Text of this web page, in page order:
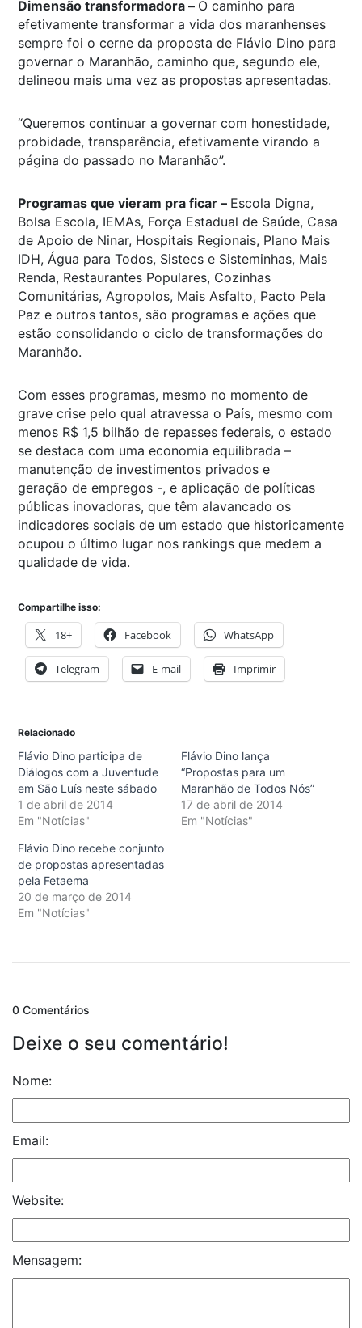
Dimensão transformadora – O caminho para
efetivamente transformar a vida dos maranhenses
sempre foi o cerne da proposta de Flávio Dino para
governar o Maranhão, caminho que, segundo ele,
delineou mais uma vez as propostas apresentadas.
“Queremos continuar a governar com honestidade,
probidade, transparência, efetivamente virando a
página do passado no Maranhão”.
Programas que vieram pra ficar – Escola Digna,
Bolsa Escola, IEMAs, Força Estadual de Saúde, Casa
de Apoio de Ninar, Hospitais Regionais, Plano Mais
IDH, Água para Todos, Sistecs e Sisteminhas, Mais
Renda, Restaurantes Populares, Cozinhas
Comunitárias, Agropolos, Mais Asfalto, Pacto Pela
Paz e outros tantos, são programas e ações que
estão consolidando o ciclo de transformações do
Maranhão.
Com esses programas, mesmo no momento de
grave crise pelo qual atravessa o País, mesmo com
menos R$ 1,5 bilhão de repasses federais, o estado
se destaca com uma economia equilibrada –
manutenção de investimentos privados e
geração de empregos -, e aplicação de políticas
públicas inovadoras, que têm alavancado os
indicadores sociais de um estado que historicamente
ocupou o último lugar nos rankings que medem a
qualidade de vida.
Compartilhe isso:
18+ Facebook WhatsApp
Telegram E-mail Imprimir
Relacionado
Flávio Dino participa de
Diálogos com a Juventude
em São Luís neste sábado
1 de abril de 2014
Em "Notícias"
Flávio Dino lança
“Propostas para um
Maranhão de Todos Nós”
17 de abril de 2014
Em "Notícias"
Flávio Dino recebe conjunto
de propostas apresentadas
pela Fetaema
20 de março de 2014
Em "Notícias"
0 Comentários
Deixe o seu comentário!
Nome:
Email:
Website:
Mensagem: